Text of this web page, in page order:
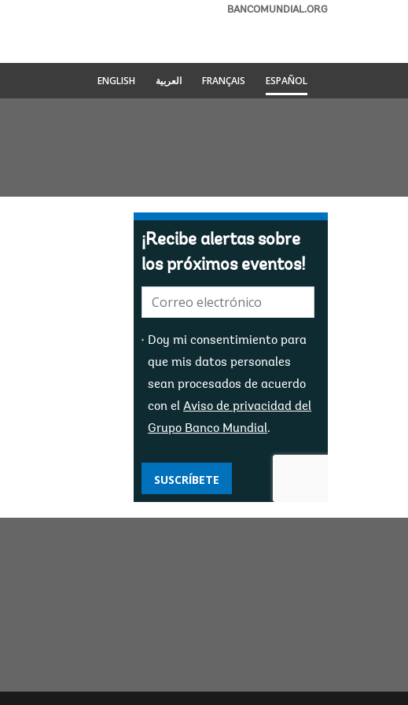
BANCOMUNDIAL.ORG
ENGLISH العربية FRANÇAIS ESPAÑOL
¡Recibe alertas sobre
los próximos eventos!
mail:
Doy mi consentimiento para
que mis datos personales
sean procesados ​​de acuerdo
con elAviso de privacidad del
Grupo Banco Mundial.
SUSCRÍBETE